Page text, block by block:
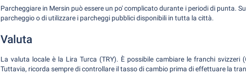
Parcheggiare in Mersin può essere un po' complicato durante i periodi di punta.
parcheggio o di utilizzare i parcheggi pubblici disponibili in tutta la città.
Valuta
La valuta locale è la Lira Turca (TRY). È possibile cambiare le franchi svizzeri
Tuttavia, ricorda sempre di controllare il tasso di cambio prima di effettuare la